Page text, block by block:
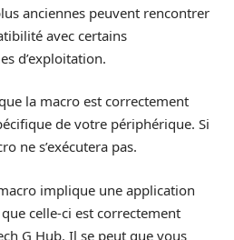
anciennes peuvent rencontrer
avec certains
d’exploitation.
la macro est correctement
de votre périphérique. Si
ne s’exécutera pas.
implique une application
celle-ci est correctement
G Hub. Il se peut que vous